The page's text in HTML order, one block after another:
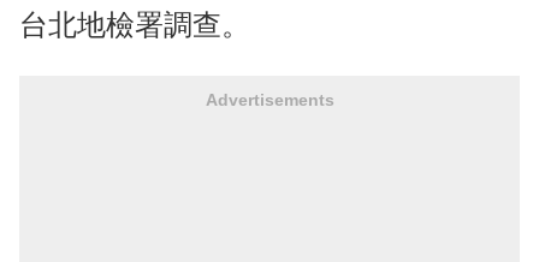
台北地檢署調查。
Advertisements